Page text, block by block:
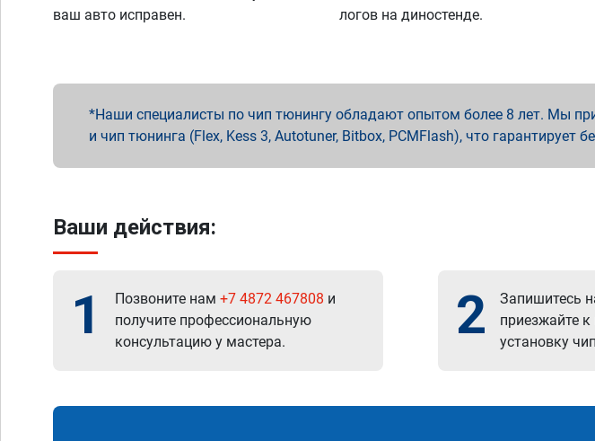
ваш авто исправен.
логов на диностенде.
Наши специалисты по чип тюнингу обладают опытом более 8 лет. Мы
и чип тюнинга (Flex, Kess 3, Autotuner, Bitbox, PCMFlash), что гарантирует
Ваши действия:
1 Позвоните нам +7 4872 467808 и
получите профессиональную
консультацию у мастера.
2
Запишитесь
приезжайте
установку